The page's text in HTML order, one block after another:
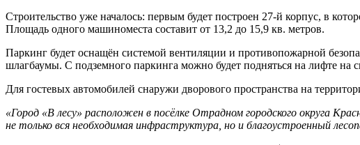
Строительство уже началось: первым будет построен 27-й корпус, в
Площадь одного машиноместа составит от 13,2 до 15,9 кв. метров.
Паркинг будет оснащён системой вентиляции и противопожарной
шлагбаумы. С подземного паркинга можно будет подняться на лифте на
Для гостевых автомобилей снаружи дворового пространства на
«Город «В лесу» расположен в посёлке Отрадном городского округа
не только вся необходимая инфраструктура, но и благоустроенный